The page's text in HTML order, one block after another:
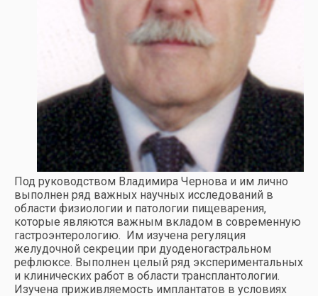
Под руководством Владимира Чернова и им лично
выполнен ряд важных научных исследований в
области физиологии и патологии пищеварения,
которые являются важным вкладом в современную
гастроэнтерологию. Им изучена регуляция
желудочной секреции при дуоденогастральном
рефлюксе. Выполнен целый ряд экспериментальных
и клинических работ в области трансплантологии.
Изучена приживляемость имплантатов в условиях